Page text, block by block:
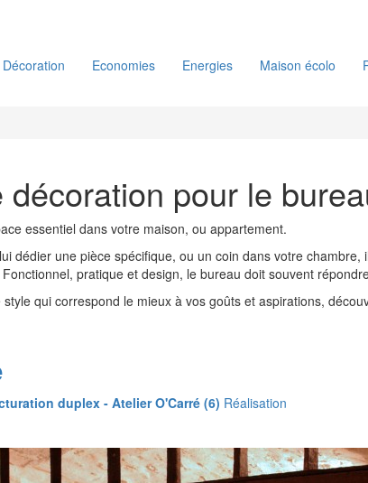
Décoration Economies Energies Maison écolo
décoration pour le
essentiel dans votre maison, ou appartement.
dédier une pièce spécifique, ou un coin dans votre
pratique et design, le bureau doit souvent
qui correspond le mieux à vos goûts et aspirations,
duplex - Atelier O'Carré (6) Réalisation